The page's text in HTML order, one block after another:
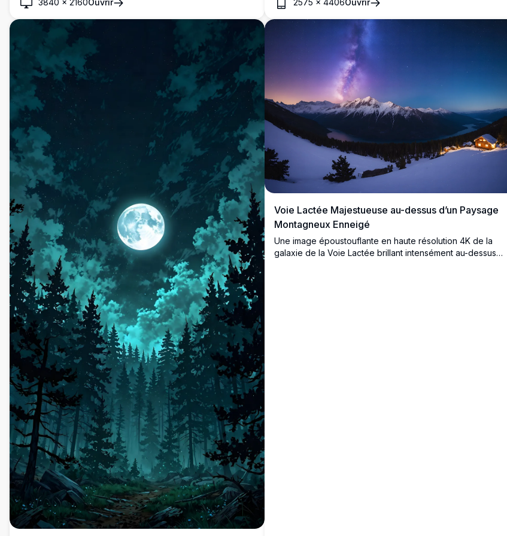
vertes luxuriantes, encadré par des arbres imposants et un
soleil radieux projetant des rayons dorés. Un banc en bois
invite à la contemplation paisible, alliant couleurs vives et
art détaillé. Parfait pour sublimer votre écran de bureau ou
mobile avec ses visuels à couper le souffle et de haute
Voie Lactée Majestueuse au-dessus d’un Paysage
Montagneux Enneigé
Une image époustouflante en haute résolution 4K de la
galaxie de la Voie Lactée brillant intensément au-dessus